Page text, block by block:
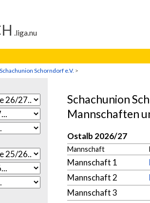
Schachunion Schorndorf e.V. >
Schachunion
Mannschaften
Ostalb 2026/27
Mannschaft
Mannschaft 1
Mannschaft 2
Mannschaft 3